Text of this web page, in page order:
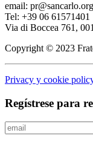
email: pr@sancarlo.org
Tel: +39 06 61571401
Via di Boccea 761,
Copyright © 2023
Privacy y cookie
Regístrese para